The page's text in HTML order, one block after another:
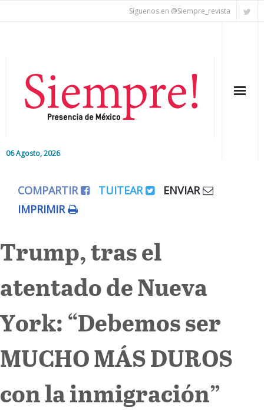
Síguenos en @Siempre_revista
06 Agosto, 2026
Editorial
Colaboradores
Internacional
Cultura
COMPARTIR TUITEAR
ENVIAR
IMPRIMIR
Trump, tras el
atentado de Nueva
York: “Debemos ser
MUCHO MÁS DUROS
con la inmigración”